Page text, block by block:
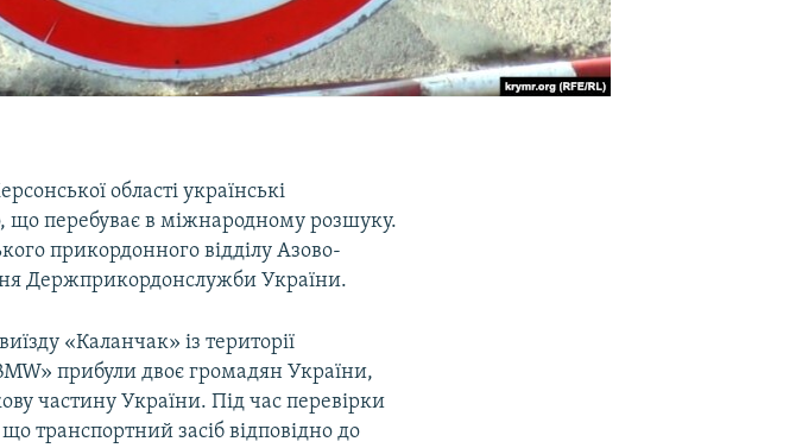
області українські
перебуває в міжнародному розшуку.
прикордонного відділу Азово-
Держприкордонслужби України.
«Каланчак» із території
прибули двоє громадян України,
частину України. Під час перевірки
транспортний засіб відповідно до